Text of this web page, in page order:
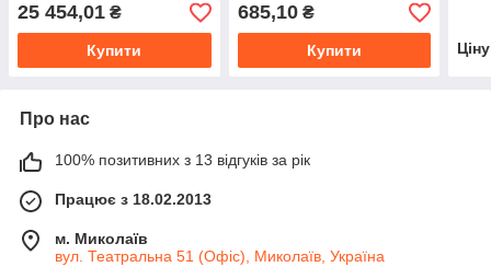
25 454,01 ₴
Купити
685,10₴
Купити
Про нас
100% позитивних з 13 відгуків за рік
Працює з 18.02.2013
м. Миколаїв
вул. Театральна 51 (Офіс), Миколаїв, Україна